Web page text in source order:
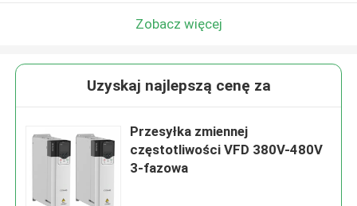
Zobacz więcej
Uzyskaj najlepszą cenę za
Przesyłka zmiennej
częstotliwości VFD 380V-480V
3-fazowa